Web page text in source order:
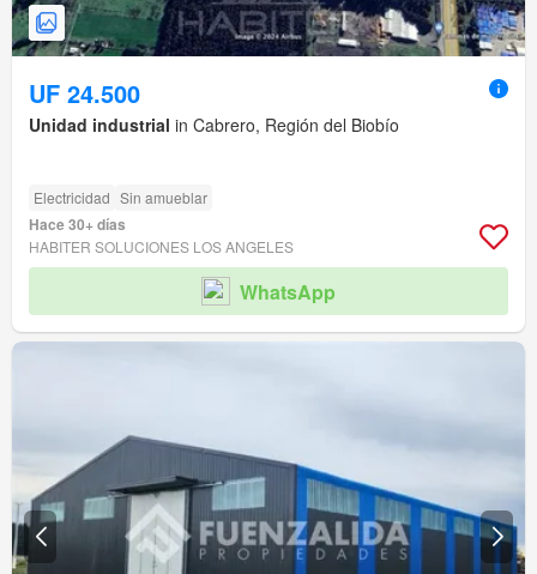
UF 24.500
Unidad industrial in Cabrero, Región del Biobío
Electricidad Sin amueblar
Hace 30+ días
HABITER SOLUCIONES LOS ANGELES
WhatsApp